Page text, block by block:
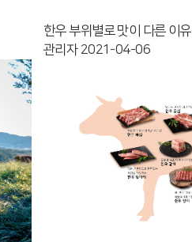
한우 부위별로 맛이 다른 이유
관리자 2021-04-06